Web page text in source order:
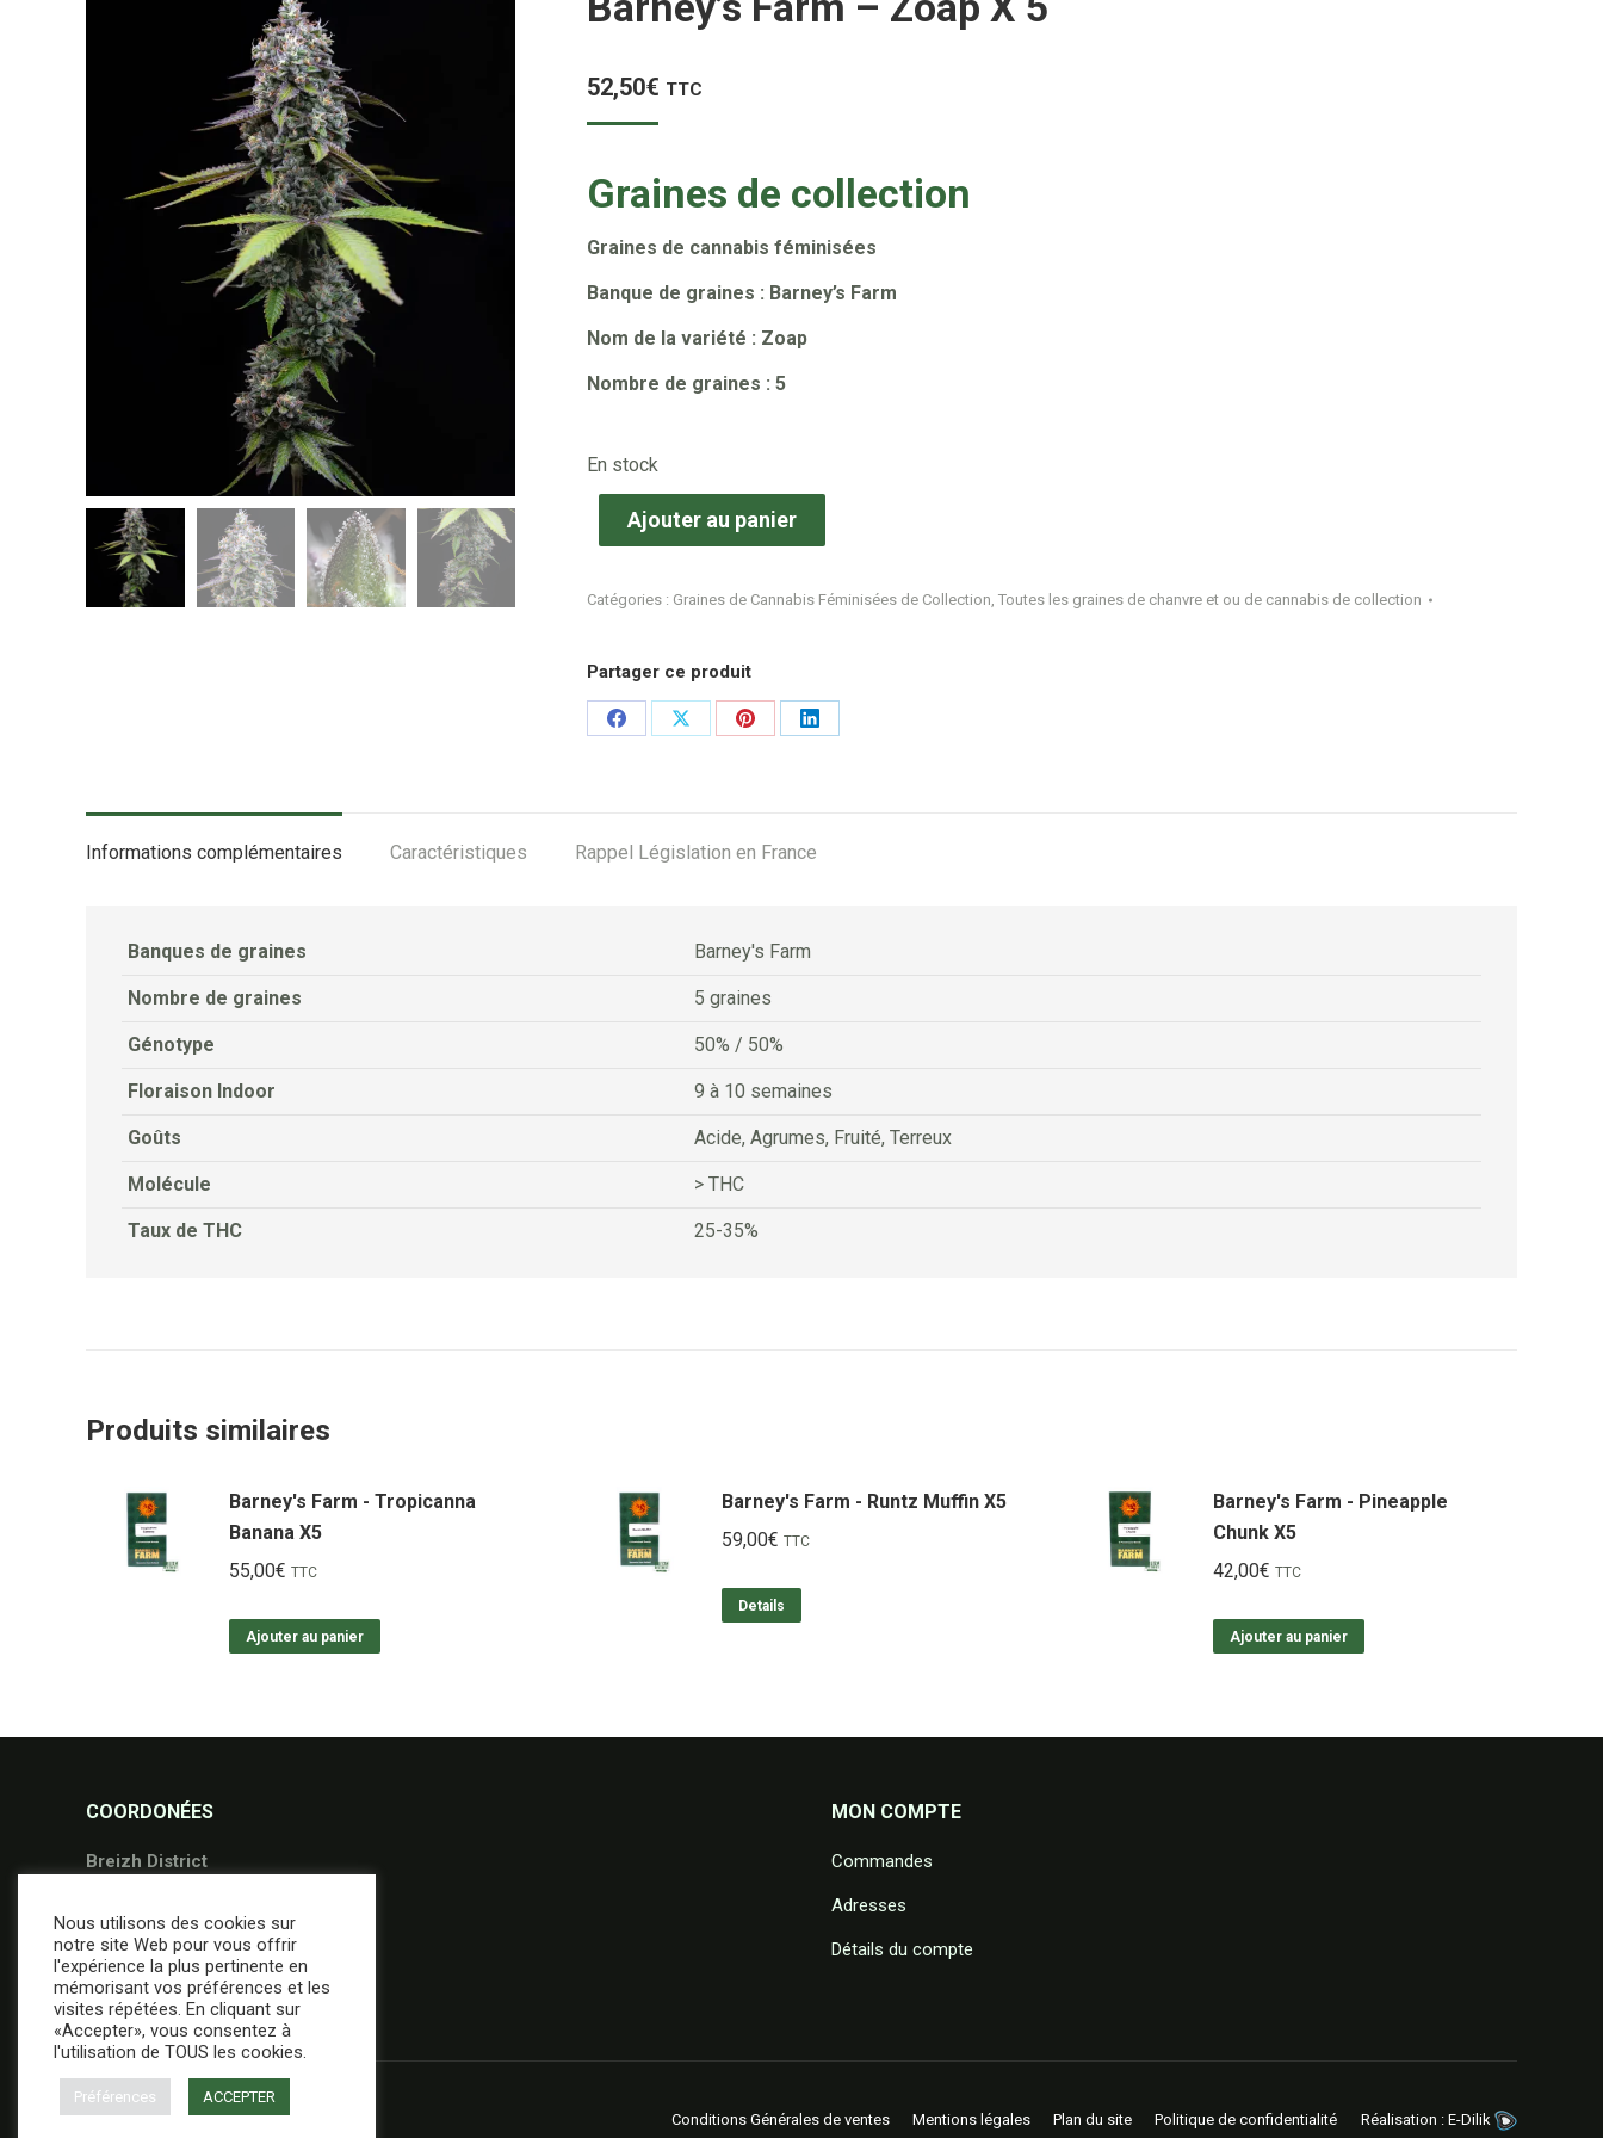
52,50€ TTC
Graines de collection
Graines de cannabis féminisées
Banque de graines : Barney’s Farm
Nom de la variété : Zoap
Nombre de graines : 5
En stock
Ajouter au panier
Catégories : Graines de Cannabis Féminisées de Collection, Toutes les graines de chanvre et ou de cannabis de collection
Partager ce produit
Share
Share
Share
Share
Informations complémentaires Caractéristiques Rappel Législation en France
Banques de graines Barney's Farm
Nombre de graines 5 graines
Génotype 50% / 50%
Floraison Indoor 9 à 10 semaines
Goûts Acide, Agrumes, Fruité, Terreux
Molécule > THC
Taux de THC 25-35%
Produits similaires
Barney's Farm - Tropicanna
Banana X5
55,00€ TTC
Ajouter au panier
Barney's Farm - Runtz Muffin X5
59,00€ TTC
Details
Barney's Farm - Pineapple
Chunk X5
42,00€ TTC
Ajouter au panier
COORDONÉES
Breizh District
56000 Vannes
02.97.49.95.09
contact@breizh-district.com
MON COMPTE
Commandes
Adresses
Détails du compte
Conditions Générales de ventes Mentions légales Plan du site Politique de confidentialité Réalisation : E-Dilik
Nous utilisons des cookies sur
notre site Web pour vous offrir
l'expérience la plus pertinente en
mémorisant vos préférences et les
visites répétées. En cliquant sur
«Accepter», vous consentez à
l'utilisation de TOUS les cookies.
Préférences ACCEPTER